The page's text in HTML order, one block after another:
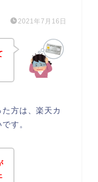
2021年7月16日
方は、楽天カ
す。